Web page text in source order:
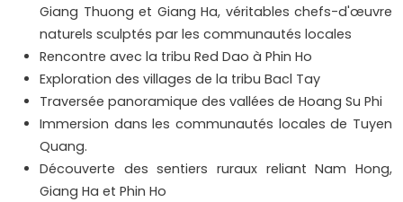
Giang Thuong et Giang Ha, véritables chefs-d'œuvre
naturels sculptés par les communautés locales
Rencontre avec la tribu Red Dao à Phin Ho
Exploration des villages de la tribu Bacl Tay
Traversée panoramique des vallées de Hoang Su Phi
Immersion dans les communautés locales de Tuyen
Quang.
Découverte des sentiers ruraux reliant Nam Hong,
Giang Ha et Phin Ho